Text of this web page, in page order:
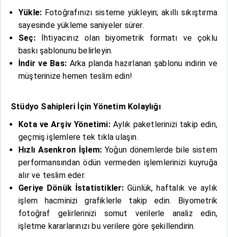
Yükle: Fotoğrafınızı sisteme yükleyin; akıllı sıkıştırma
sayesinde yükleme saniyeler sürer.
Seç:İhtiyacınız olan biyometrik formatı ve çoklu
baskı şablonunu belirleyin.
İndir ve Bas: Arka planda hazırlanan şablonu indirin ve
müşterinize hemen teslim edin!
Stüdyo Sahipleri İçin Yönetim Kolaylığı
Kota ve Arşiv Yönetimi:Aylık paketlerinizi takip edin,
geçmiş işlemlere tek tıkla ulaşın.
Hızlı Asenkron İşlem: Yoğun dönemlerde bile sistem
performansından ödün vermeden işlemlerinizi kuyruğa
alır ve teslim eder.
Geriye Dönük İstatistikler: Günlük, haftalık ve aylık
işlem hacminizi grafiklerle takip edin. Biyometrik
fotoğraf gelirlerinizi somut verilerle analiz edin,
işletme kararlarınızı bu verilere göre şekillendirin.